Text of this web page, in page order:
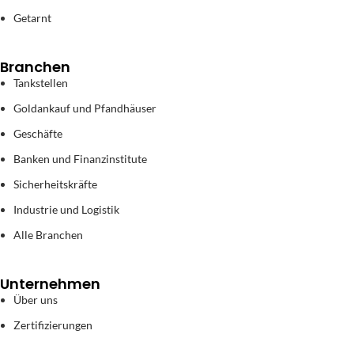
Getarnt
Branchen
Tankstellen
Goldankauf und Pfandhäuser
Geschäfte
Banken und Finanzinstitute
Sicherheitskräfte
Industrie und Logistik
Alle Branchen
Unternehmen
Über uns
Zertifizierungen